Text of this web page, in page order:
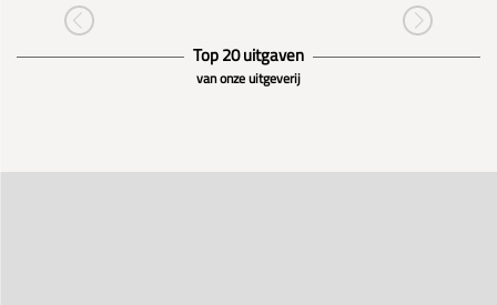
Top 20 uitgaven
van onze uitgeverij